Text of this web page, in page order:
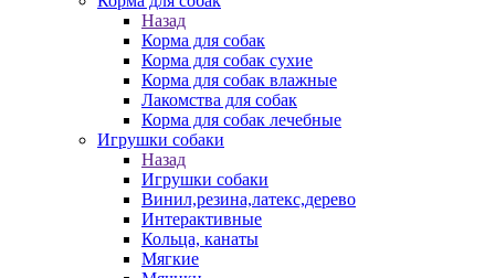
Назад
Корма для собак
Корма для собак сухие
Корма для собак влажные
Лакомства для собак
Корма для собак лечебные
Игрушки собаки
Назад
Игрушки собаки
Винил,резина,латекс,дерево
Интерактивные
Кольца, канаты
Мягкие